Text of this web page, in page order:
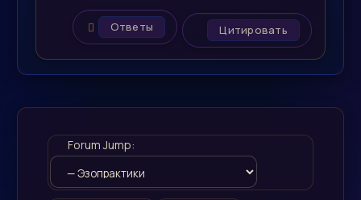
Ответы Цитировать
Forum Jump: